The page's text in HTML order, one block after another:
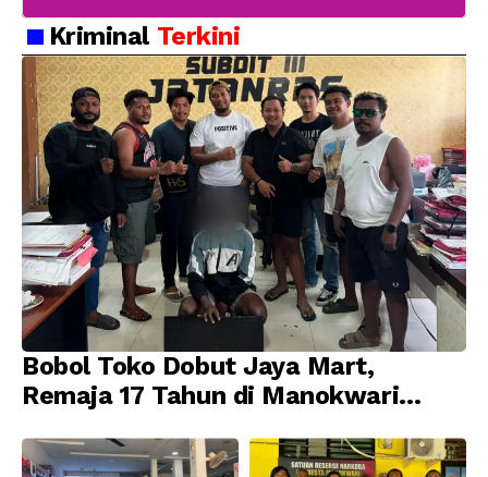
Kriminal Terkini
Bobol Toko Dobut Jaya Mart,
Remaja 17 Tahun di Manokwari
Jatanras Polda Papua Barat